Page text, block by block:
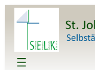
Zum
Inhalt
springen